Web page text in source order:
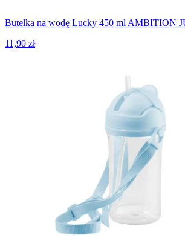
Butelka na wodę Lucky 450 ml AMBITION
11,90 zł